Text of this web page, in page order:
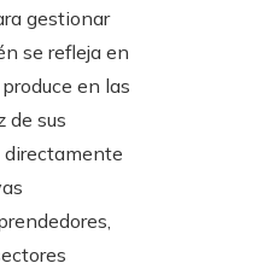
gestionar
se refleja en
en las
de sus